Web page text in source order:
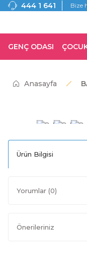
444 1 641 Bize
GENÇ ODASI
Anasayfa
Ürün Bilgisi
Yorumlar (0)
Önerileriniz